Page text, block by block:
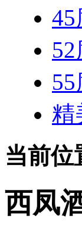
精
当前位
西凤